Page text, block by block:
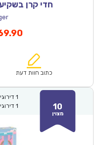
חדי קרן בשקיעה
₪100.00.
המחיר
הוא:
כתוב חוות דעת
10
מצוין
1 דירוגי
1 דירוגי